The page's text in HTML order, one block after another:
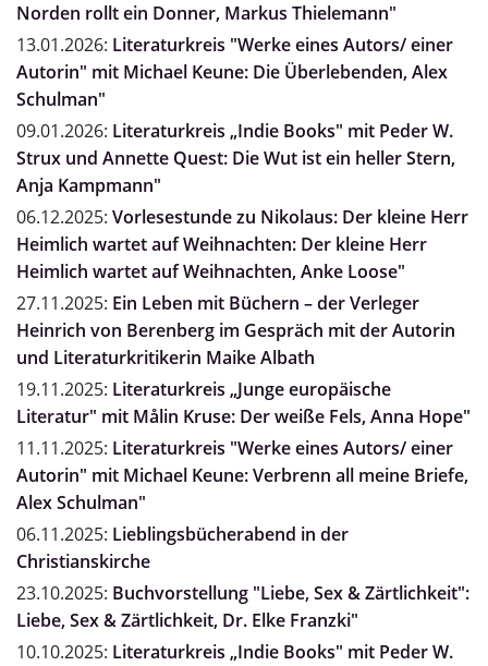
Norden rollt ein Donner, Markus Thielemann"
13.01.2026: Literaturkreis "Werke eines Autors/ einer
Autorin" mit Michael Keune: Die Überlebenden, Alex
Schulman"
09.01.2026: Literaturkreis „Indie Books" mit Peder W.
Strux und Annette Quest: Die Wut ist ein heller Stern,
Anja Kampmann"
06.12.2025: Vorlesestunde zu Nikolaus: Der kleine Herr
Heimlich wartet auf Weihnachten: Der kleine Herr
Heimlich wartet auf Weihnachten, Anke Loose"
27.11.2025: Ein Leben mit Büchern – der Verleger
Heinrich von Berenberg im Gespräch mit der Autorin
und Literaturkritikerin Maike Albath
19.11.2025: Literaturkreis „Junge europäische
Literatur" mit Målin Kruse: Der weiße Fels, Anna Hope"
11.11.2025: Literaturkreis "Werke eines Autors/ einer
Autorin" mit Michael Keune: Verbrenn all meine Briefe,
Alex Schulman"
06.11.2025: Lieblingsbücherabend in der
Christianskirche
23.10.2025: Buchvorstellung "Liebe, Sex & Zärtlichkeit":
Liebe, Sex & Zärtlichkeit, Dr. Elke Franzki"
10.10.2025: Literaturkreis „Indie Books" mit Peder W.